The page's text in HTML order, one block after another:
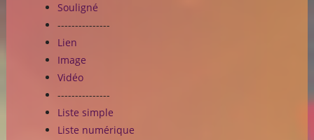
Souligné
---------------
Lien
Image
Vidéo
---------------
Liste simple
Liste numérique